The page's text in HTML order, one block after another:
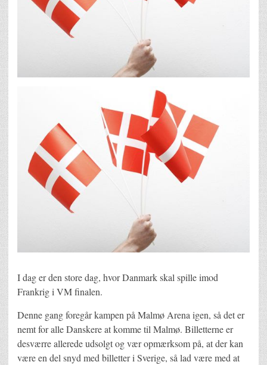
I dag er den store dag, hvor Danmark skal spille imod
Frankrig i VM finalen.
Denne gang foregår kampen på Malmø Arena igen, så det er
nemt for alle Danskere at komme til Malmø. Billetterne er
desværre allerede udsolgt og vær opmærksom på, at der kan
være en del snyd med billetter i Sverige, så lad være med at